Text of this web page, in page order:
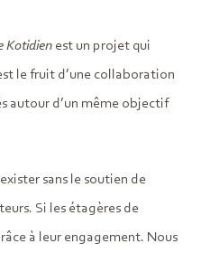
Kotidien est un projet qui
le fruit d’une collaboration
autour d’un même objectif
sans le soutien de
Si les étagères de
à leur engagement. Nous